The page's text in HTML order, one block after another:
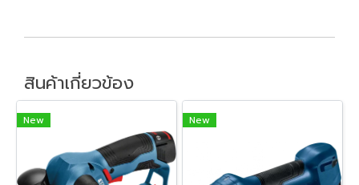
สินค้าเกี่ยวข้อง
New New